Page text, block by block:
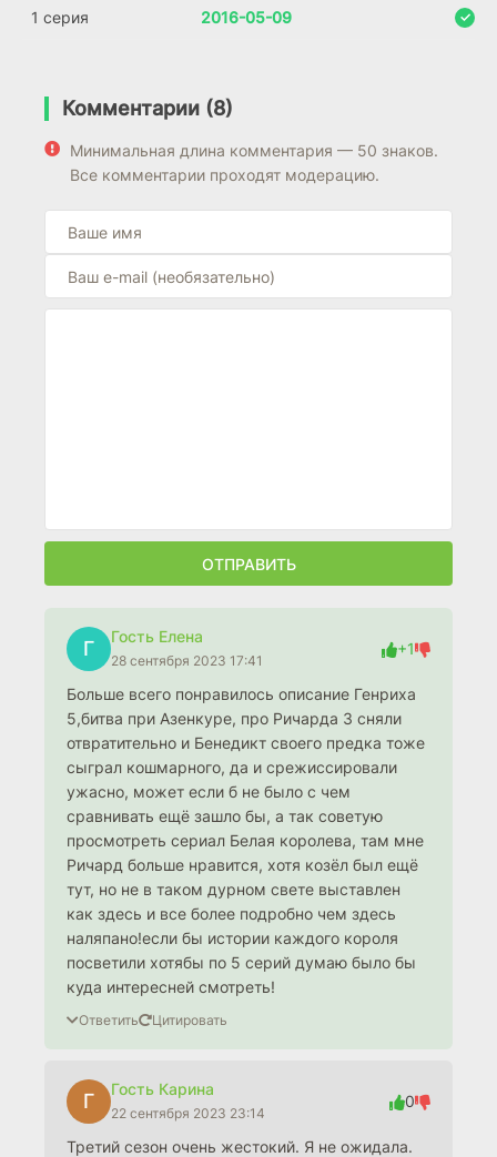
1 серия 2016-05-09
Комментарии (8)
Минимальная длина комментария — 50 знаков.
Все комментарии проходят модерацию.
ОТПРАВИТЬ
Г
Гость Елена
28 сентября 2023 17:41
+1
Больше всего понравилось описание Генриха
5,битва при Азенкуре, про Ричарда 3 сняли
отвратительно и Бенедикт своего предка тоже
сыграл кошмарного, да и срежиссировали
ужасно, может если б не было с чем
сравнивать ещё зашло бы, а так советую
просмотреть сериал Белая королева, там мне
Ричард больше нравится, хотя козёл был ещё
тут, но не в таком дурном свете выставлен
как здесь и все более подробно чем здесь
наляпано!если бы истории каждого короля
посветили хотябы по 5 серий думаю было бы
куда интересней смотреть!
Ответить Цитировать
Г
Гость Карина
22 сентября 2023 23:14
0
Третий сезон очень жестокий. Я не ожидала.